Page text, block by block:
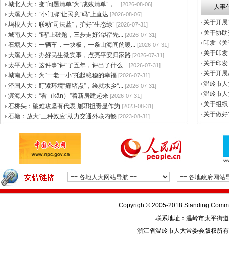
城北人大：变“问题清单”为“成效清单”，... [2026-08-06]
大溪人大：“小门牌”让民意“码”上直达 [2026-08-06]
坞根人大：联动“司法蓝”，护好“生态绿” [2026-07-31]
城南人大：“码”上破题，三步走好治堵“先... [2026-07-31]
石塘人大：一辆车，一块板，一条山海间的暖... [2026-07-31]
大溪人大：办好民生微实事，点亮平安归家路 [2026-07-31]
太平人大：这件事“评”了五年，评出了什么... [2026-07-31]
城南人大：为“一老一小”托起稳稳的幸福 [2026-07-31]
泽国人大：盯紧环境“痛堵点”，绘就水乡“... [2026-07-31]
滨海人大：“看（kān‌）”着新房建起来 [2026-07-31]
石桥头：破难攻坚有代表 履职担责显作为 [2023-08-31]
石塘：放大“三种效应”助力交通外联内畅 [2023-08-31]
人事
关于开
关于协
印发《
关于印
关于印
关于开展
温岭市
温岭市
关于组
关于做
Copyrigh © 2005-2018 Standing
联系地址：温岭市太平街
浙江省温岭市人大常委会版权所